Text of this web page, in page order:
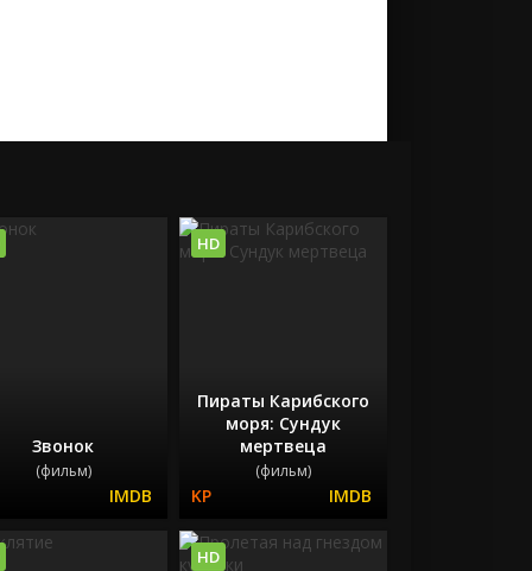
Звонок
(фильм)
Пираты Карибского
моря: Сундук
мертвеца
(фильм)
HD
HD